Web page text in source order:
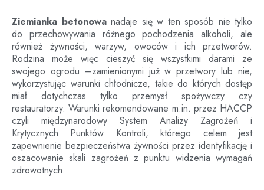
Ziemianka betonowanadaje się w ten sposób nie tylko
do przechowywania różnego pochodzenia alkoholi, ale
również żywności, warzyw, owoców i ich przetworów.
Rodzina może więc cieszyć się wszystkimi darami ze
swojego ogrodu –zamienionymi już w przetwory lub nie,
wykorzystując warunki chłodnicze, takie do których dostęp
miał dotychczas tylko przemysł spożywczy czy
restauratorzy. Warunki rekomendowane m.in. przez HACCP
czyli międzynarodowy System Analizy Zagrożeń i
Krytycznych Punktów Kontroli, którego celem jest
zapewnienie bezpieczeństwa żywności przez identyfikację i
oszacowanie skali zagrożeń z punktu widzenia wymagań
zdrowotnych.